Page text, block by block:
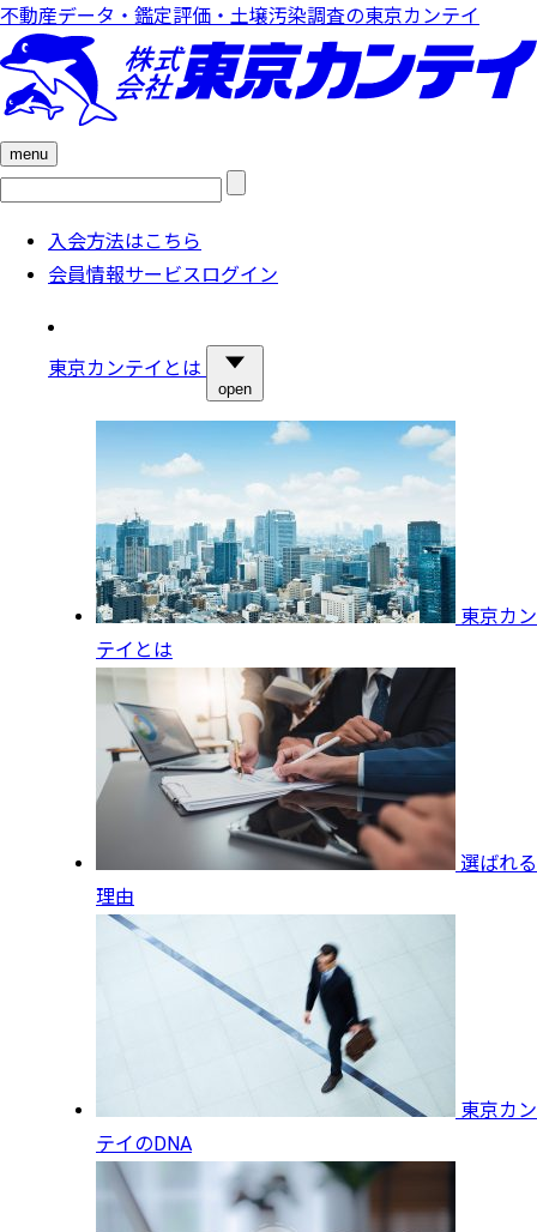
不動産データ・鑑定評価・土壌汚染調査の東京カンテイ
menu
検
入会方法はこちら
会員情報サービスログイン
東京カンテイとは
open
東京カン
テイとは
選ばれる
理由
東京カン
テイのDNA